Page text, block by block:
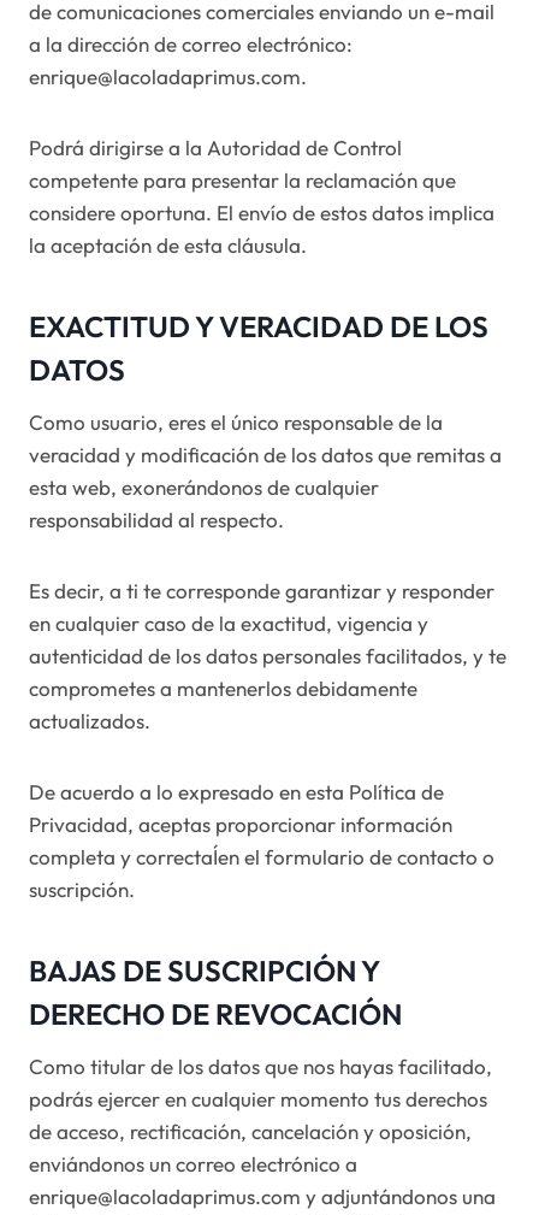
de comunicaciones comerciales enviando un e-mail
a la dirección de correo electrónico:
enrique@lacoladaprimus.com.
Podrá dirigirse a la Autoridad de Control
competente para presentar la reclamación que
considere oportuna. El envío de estos datos implica
la aceptación de esta cláusula.
EXACTITUD Y VERACIDAD DE LOS
DATOS
Como usuario, eres el único responsable de la
veracidad y modificación de los datos que remitas a
esta web, exonerándonos de cualquier
responsabilidad al respecto.
Es decir, a ti te corresponde garantizar y responder
en cualquier caso de la exactitud, vigencia y
autenticidad de los datos personales facilitados, y te
comprometes a mantenerlos debidamente
actualizados.
De acuerdo a lo expresado en esta Política de
Privacidad, aceptas proporcionar información
completa y correctaÍen el formulario de contacto o
suscripción.
BAJAS DE SUSCRIPCIÓN Y
DERECHO DE REVOCACIÓN
Como titular de los datos que nos hayas facilitado,
podrás ejercer en cualquier momento tus derechos
de acceso, rectificación, cancelación y oposición,
enviándonos un correo electrónico a
enrique@lacoladaprimus.com y adjuntándonos una